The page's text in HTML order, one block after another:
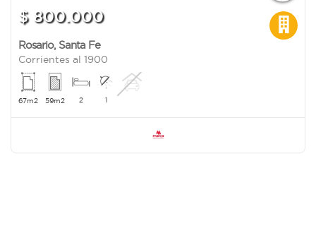
$ 800.000
Rosario, Santa Fe
Corrientes al 1900
67m2 59m2 2 1